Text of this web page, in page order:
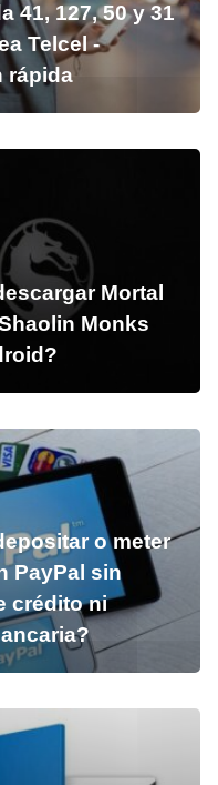
41, 127, 50 y 31
Telcel -
rápida
Mortal
Monks
o meter
PayPal sin
crédito ni